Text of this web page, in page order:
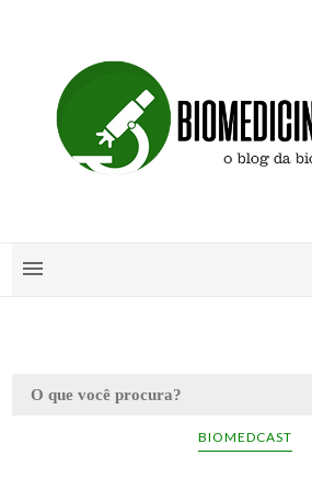
BIOMEDCAST